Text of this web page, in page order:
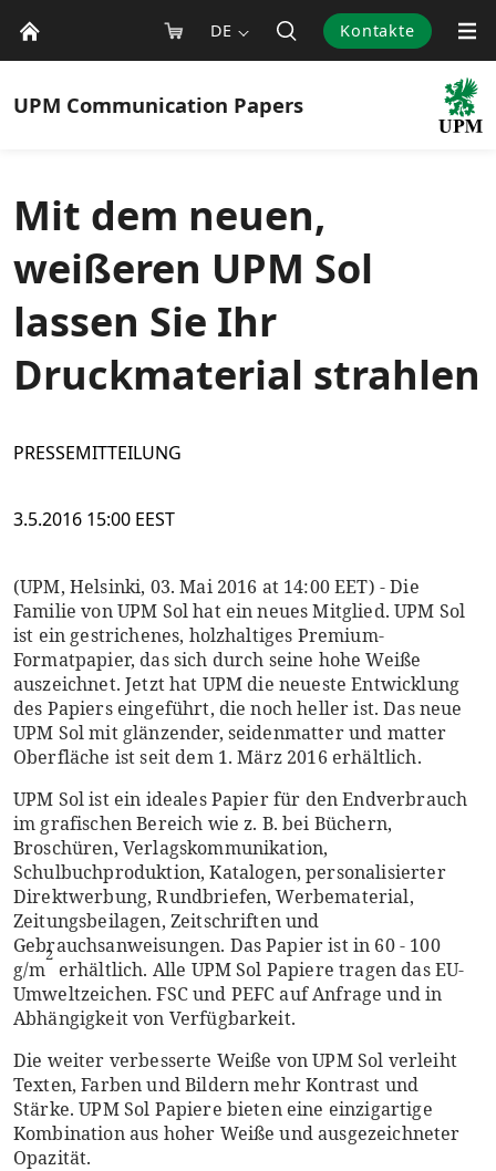
DE Kontakte
UPM Communication Papers
Mit dem neuen,
weißeren UPM Sol
lassen Sie Ihr
Druckmaterial strahlen
PRESSEMITTEILUNG
3.5.2016 15:00 EEST
(UPM, Helsinki, 03. Mai 2016 at 14:00 EET) - Die
Familie von UPM Sol hat ein neues Mitglied. UPM Sol
ist ein gestrichenes, holzhaltiges Premium-
Formatpapier, das sich durch seine hohe Weiße
auszeichnet. Jetzt hat UPM die neueste Entwicklung
des Papiers eingeführt, die noch heller ist. Das neue
UPM Sol mit glänzender, seidenmatter und matter
Oberfläche ist seit dem 1. März 2016 erhältlich.
UPM Sol ist ein ideales Papier für den Endverbrauch
im grafischen Bereich wie z. B. bei Büchern,
Broschüren, Verlagskommunikation,
Schulbuchproduktion, Katalogen, personalisierter
Direktwerbung, Rundbriefen, Werbematerial,
Zeitungsbeilagen, Zeitschriften und
Gebrauchsanweisungen. Das Papier ist in 60 - 100
g/m
2
erhältlich. Alle UPM Sol Papiere tragen das EU-
Umweltzeichen. FSC und PEFC auf Anfrage und in
Abhängigkeit von Verfügbarkeit.
Die weiter verbesserte Weiße von UPM Sol verleiht
Texten, Farben und Bildern mehr Kontrast und
Stärke. UPM Sol Papiere bieten eine einzigartige
Kombination aus hoher Weiße und ausgezeichneter
Opazität.